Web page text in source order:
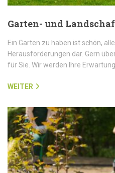
Garten- und
Ein Garten zu haben ist schön,
Herausforderungen dar. Gern
für Sie. Wir werden Ihre
WEITER